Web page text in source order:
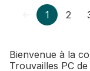
1 2
Bienvenue à la
Trouvailles PC